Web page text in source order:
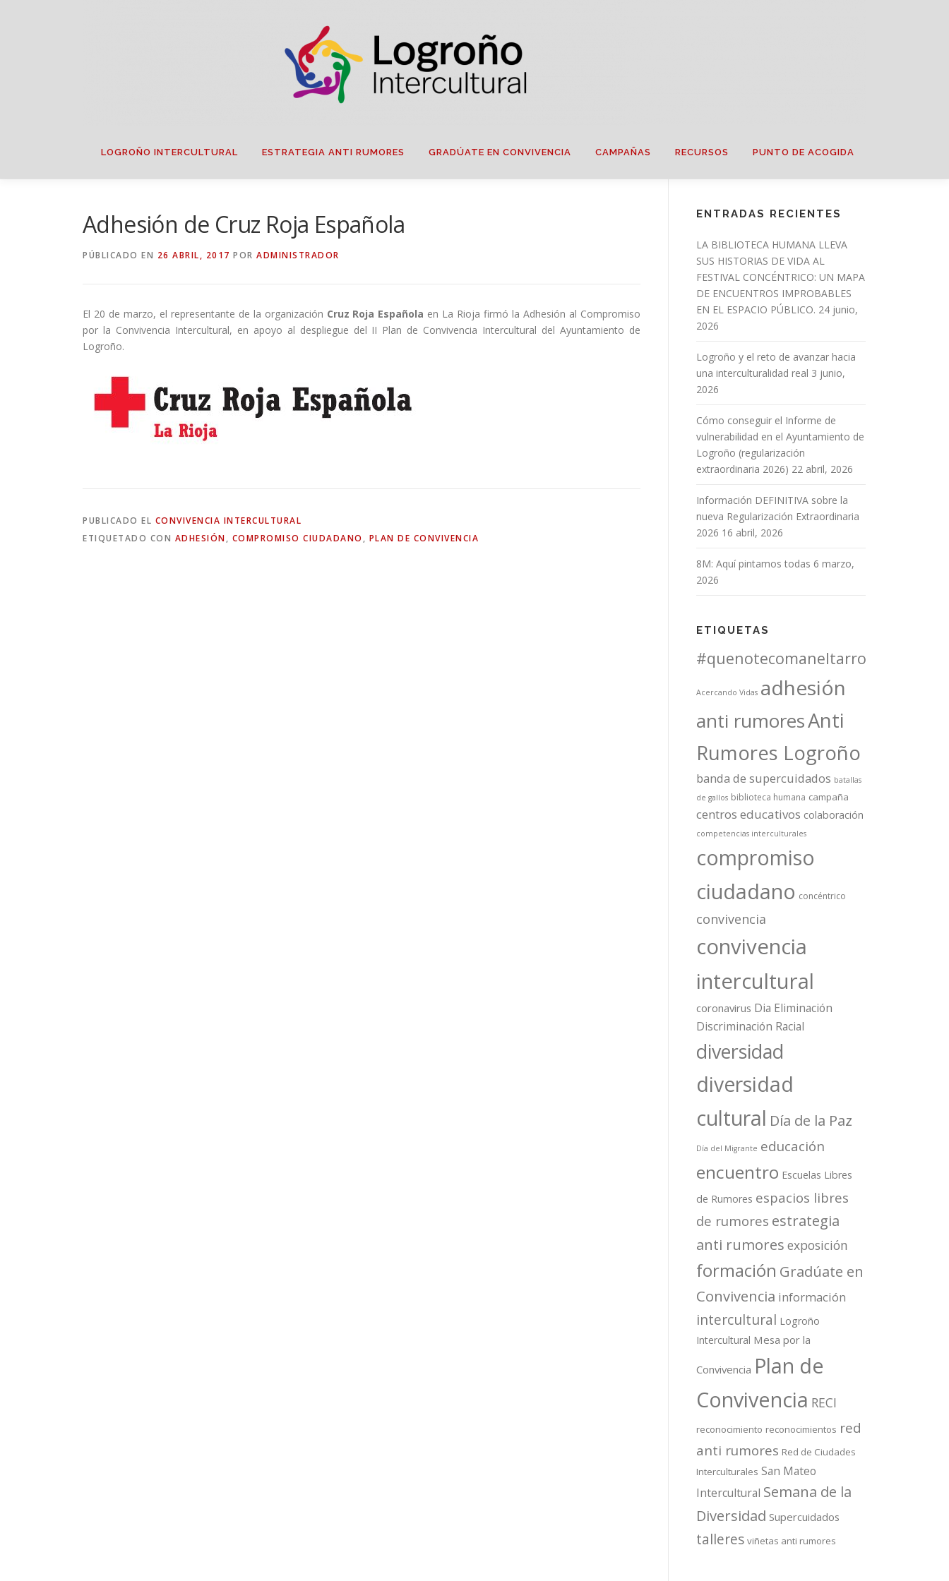
LOGROÑO INTERCULTURAL ESTRATEGIA ANTI RUMORES GRADÚATE EN CONVIVENCIA CAMPAÑAS RECURSOS PUNTO DE ACOGIDA
Adhesión de Cruz Roja Española
PÚBLICADO EN 26 ABRIL, 2017 POR ADMINISTRADOR
El 20 de marzo, el representante de la organización Cruz Roja Española en La Rioja firmó la Adhesión al Compromiso
por la Convivencia Intercultural, en apoyo al despliegue del II Plan de Convivencia Intercultural del Ayuntamiento de
Logroño.
PUBLICADO EL CONVIVENCIA INTERCULTURAL
ETIQUETADO CON ADHESIÓN, COMPROMISO CIUDADANO , PLAN DE CONVIVENCIA
ENTRADAS RECIENTES
LA BIBLIOTECA HUMANA LLEVA
SUS HISTORIAS DE VIDA AL
FESTIVAL CONCÉNTRICO: UN MAPA
DE ENCUENTROS IMPROBABLES
EN EL ESPACIO PÚBLICO. 24 junio,
2026
Logroño y el reto de avanzar hacia
una interculturalidad real 3 junio,
2026
Cómo conseguir el Informe de
vulnerabilidad en el Ayuntamiento de
Logroño (regularización
extraordinaria 2026) 22 abril, 2026
Información DEFINITIVA sobre la
nueva Regularización Extraordinaria
2026 16 abril, 2026
8M: Aquí pintamos todas 6 marzo,
2026
ETIQUETAS
#quenotecomaneltarro
Acercando Vidas adhesión
anti rumoresAnti
Rumores Logroño
banda de supercuidados batallas
de gallos biblioteca humana campaña
centros educativos colaboración
competencias interculturales
compromiso
ciudadano concéntrico
convivencia
convivencia
intercultural
coronavirus Dia Eliminación
Discriminación Racial
diversidad
diversidad
cultural Día de la Paz
Día del Migrante educación
encuentro Escuelas Libres
de Rumores espacios libres
de rumores estrategia
anti rumores exposición
formación Gradúate en
Convivencia información
intercultural Logroño
Intercultural Mesa por la
Convivencia Plan de
Convivencia RECI
reconocimiento reconocimientos red
anti rumores Red de Ciudades
Interculturales San Mateo
Intercultural Semana de la
Diversidad Supercuidados
talleres viñetas anti rumores